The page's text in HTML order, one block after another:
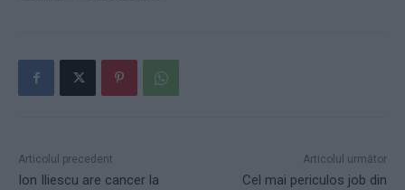
Articolul precedent
Ion Iliescu are cancer la
Articolul următor
Cel mai periculos job din